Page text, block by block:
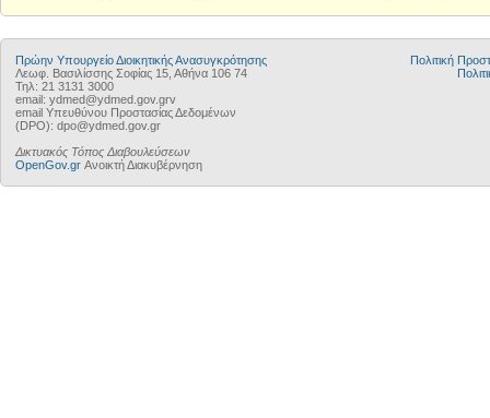
Πρώην Υπουργείο Διοικητικής Ανασυγκρότησης
Λεωφ. Βασιλίσσης Σοφίας 15, Αθήνα 106 74
Τηλ: 21 3131 3000
email: ydmed@ydmed.gov.grv
email Υπευθύνου Προστασίας Δεδομένων
(DPO): dpo@ydmed.gov.gr
Δικτυακός Τόπος Διαβουλεύσεων
OpenGov.gr Ανοικτή Διακυβέρνηση
Πολιτική